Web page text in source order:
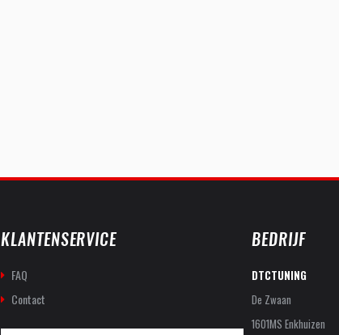
KLANTENSERVICE
FAQ
Contact
BEDRIJF
DTCTUNING
De Zwaan
1601MS Enkhuizen